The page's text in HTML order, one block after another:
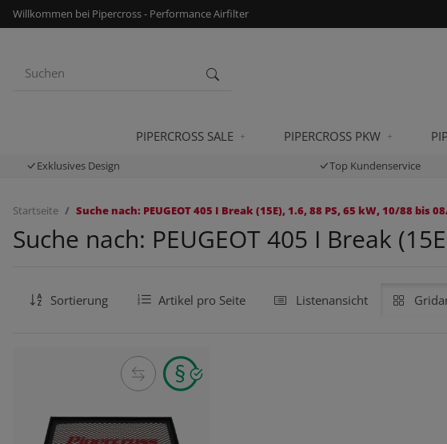
Willkommen bei Pipercross - Performance Airfilter
PIPERCROSS SALE PIPERCROSS PKW
Exklusives Design Top Kundenservice
Startseite Suche nach: PEUGEOT 405 I Break (15E), 1.6, 88 PS, 65 kW, 10/88 bis
Suche nach: PEUGEOT 405 I Break
Sortierung Artikel pro Seite Listenansicht